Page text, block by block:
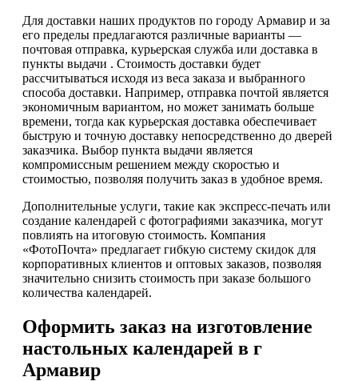
Для доставки наших продуктов по городу Армавир и за
его пределы предлагаются различные варианты —
почтовая отправка, курьерская служба или доставка в
пункты выдачи . Стоимость доставки будет
рассчитываться исходя из веса заказа и выбранного
способа доставки. Например, отправка почтой является
экономичным вариантом, но может занимать больше
времени, тогда как курьерская доставка обеспечивает
быструю и точную доставку непосредственно до дверей
заказчика. Выбор пункта выдачи является
компромиссным решением между скоростью и
стоимостью, позволяя получить заказ в удобное время.
Дополнительные услуги, такие как экспресс-печать или
создание календарей с фотографиями заказчика, могут
повлиять на итоговую стоимость. Компания
«ФотоПочта» предлагает гибкую систему скидок для
корпоративных клиентов и оптовых заказов, позволяя
значительно снизить стоимость при заказе большого
количества календарей.
Оформить заказ на изготовление
настольных календарей в г
Армавир